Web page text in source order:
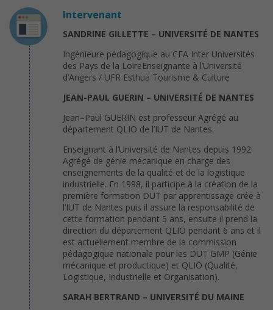
Intervenant
SANDRINE GILLETTE – UNIVERSITÉ DE NANTES
Ingénieure pédagogique au CFA Inter Universités
des Pays de la LoireEnseignante à l’Université
d’Angers / UFR Esthua Tourisme & Culture
JEAN-PAUL GUERIN – UNIVERSITÉ DE NANTES
Jean–Paul GUERIN est professeur Agrégé au
département QLIO de l’IUT de Nantes.
Enseignant à l’Université de Nantes depuis 1992.
Agrégé de génie mécanique en charge des
enseignements de la qualité et de la logistique
industrielle. En 1998, il participe à la création de la
première formation DUT par apprentissage crée à
l’IUT de Nantes puis il assure la responsabilité de
cette formation pendant 5 ans, ensuite il prend la
direction du département QLIO pendant 6 ans et il
est actuellement membre de la commission
pédagogique nationale pour les DUT GMP (Génie
mécanique et productique) et QLIO (Qualité,
Logistique, Industrielle et Organisation).
SARAH BERTRAND – UNIVERSITÉ DU MAINE